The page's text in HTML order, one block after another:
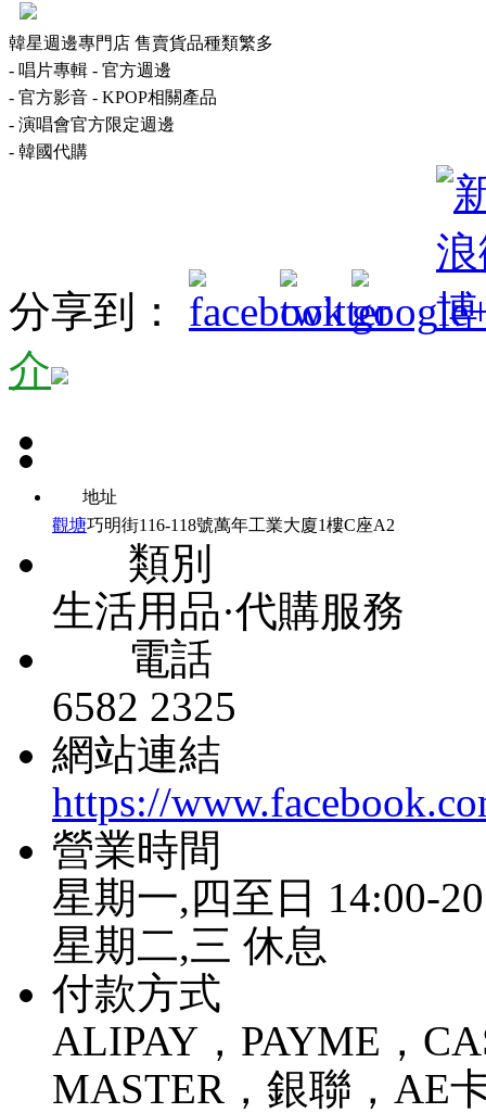
韓星週邊專門店 售賣貨品種類繁多
- 唱片專輯 - 官方週邊
- 官方影音 - KPOP相關產品
- 演唱會官方限定週邊
- 韓國代購
分享到：
介
地址
觀塘巧明街116-118號萬年工業大廈1樓C座A2
類別
生活用品·代購服務
電話
6582 2325
網站連結
https://
營業時間
星期一,四至日 14:00-
星期二,三 休息
付款方式
ALIPAY，PAYME，
MASTER，銀聯，AE